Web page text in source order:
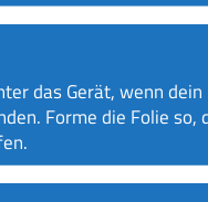
das Gerät, wenn
Forme die Folie so,